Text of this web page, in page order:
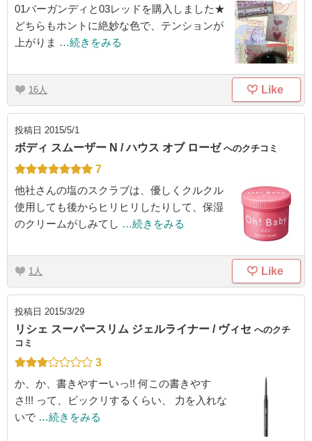
01バーガンディと03レッドを購入しました★
どちらもホントに絶妙な色で、テンションが
上がりま …続きをみる
16 Like
投稿日 2015/5/1
ボディ スムーザー N / ハウス オブ ローゼ へのクチコミ
7
他社さんの塩のスクラブは、優しくクルクル
使用しても後からヒリヒリしたりして、保湿
のクリームがしみてし …続きをみる
1 Like
投稿日 2015/3/29
リシェ スーパースリム ジェルライナー / ヴィセ へのクチ
コミ
3
か、か、書きやすーいっ!! 何この書きやす
さ!!! って、ビックリするくらい、 力を入れな
いで …続きをみる